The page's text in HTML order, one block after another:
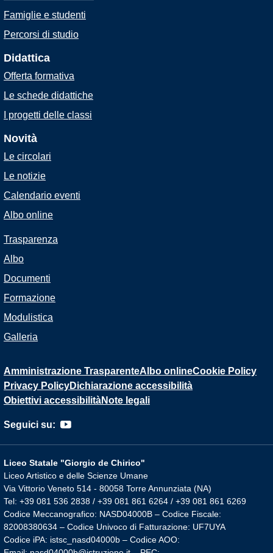
Famiglie e studenti
Percorsi di studio
Didattica
Offerta formativa
Le schede didattiche
I progetti delle classi
Novità
Le circolari
Le notizie
Calendario eventi
Albo online
Trasparenza
Albo
Documenti
Formazione
Modulistica
Galleria
Amministrazione TrasparenteAlbo onlineCookie Policy
Privacy PolicyDichiarazione accessibilità
Obiettivi accessibilitàNote legali
Seguici su:
Liceo Statale "Giorgio de Chirico"
Liceo Artistico e delle Scienze Umane
Via Vittorio Veneto 514 - 80058 Torre Annunziata (NA)
Tel: +39 081 536 2838 / +39 081 861 6264 / +39 081 861 6269
Codice Meccanografico: NASD04000B – Codice Fiscale:
82008380634 – Codice Univoco di Fatturazione: UF7UYA
Codice iPA: istsc_nasd04000b – Codice AOO: